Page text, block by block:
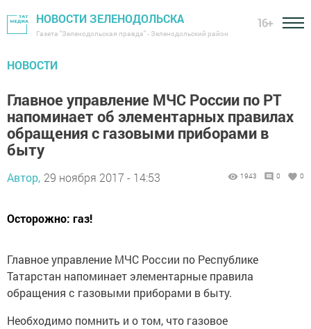
НОВОСТИ ЗЕЛЕНОДОЛЬСКА
Газета "Зеленодольская правда" - Зеленодольский район
16+
НОВОСТИ
Главное управление МЧС России по РТ
напоминает об элементарных правилах
обращения с газовыми приборами в
быту
Автор, 29 ноября 2017 - 14:53 1943 0 0
Осторожно: газ!
Главное управление МЧС России по Республике
Татарстан напоминает элементарные правила
обращения с газовыми приборами в быту.
Необходимо помнить и о том, что газовое